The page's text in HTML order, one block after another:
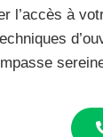
l’accès à